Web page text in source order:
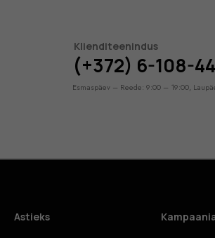
Klienditeenindus
(+372) 6-108-
Esmaspäev – Reede: 9:00 – 19:00,
Astieks